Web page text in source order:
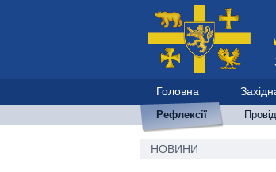
Головна
Рефлексії Провід
НОВИНИ